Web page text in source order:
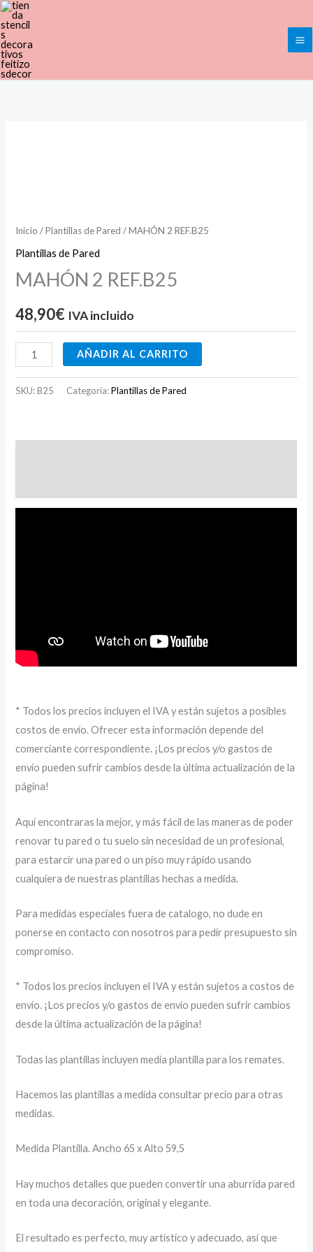
Ir
al
contenido
Inicio /Plantillas de Pared / MAHÓN 2 REF.B25
Plantillas de Pared
MAHÓN 2 REF.B25
48,90€ IVA incluido
AÑADIR AL CARRITO
SKU:B25 Categoría:Plantillas de Pared
* Todos los precios incluyen el IVA y están sujetos a posibles
costos de envío. Ofrecer esta información depende del
comerciante correspondiente. ¡Los precios y/o gastos de
envío pueden sufrir cambios desde la última actualización de la
página!
Aquí encontraras la mejor, y más fácil de las maneras de poder
renovar tu pared o tu suelo sin necesidad de un profesional,
para estarcir una pared o un piso muy rápido usando
cualquiera de nuestras plantillas hechas a medida.
Para medidas especiales fuera de catalogo, no dude en
ponerse en contacto con nosotros para pedir presupuesto sin
compromiso.
* Todos los precios incluyen el IVA y están sujetos a costos de
envío. ¡Los precios y/o gastos de envío pueden sufrir cambios
desde la última actualización de la página!
Todas las plantillas incluyen media plantilla para los remates.
Hacemos las plantillas a medida consultar precio para otras
medidas.
Medida Plantilla. Ancho 65 x Alto 59,5
Hay muchos detalles que pueden convertir una aburrida pared
en toda una decoración, original y elegante.
El resultado es perfecto, muy artístico y adecuado, así que